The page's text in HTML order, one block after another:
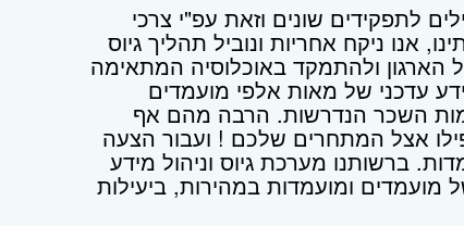
לתפקידים שונים וזאת עפ"י צרכי
אנו ניקח אחריות ונוביל תהליך גיוס
ולהתמקד באוכלוסיה המתאימה
עדכני של מאות אלפי מועמדים
רמות השכר הנדרשות. הרבה מהם אף
אצל המתחרים שלכם ! ועבור הצעה
ברשותנו מערכת גיוס וניהול מידע
ומועמדות במהירות, ביעילות